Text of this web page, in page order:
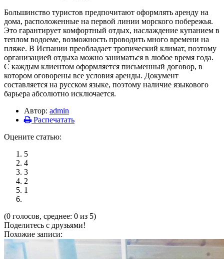
Большинство туристов предпочитают оформлять аренду на
дома, расположенные на первой линии морского побережья.
Это гарантирует комфортный отдых, наслаждение купанием в
теплом водоеме, возможность проводить много времени на
пляже. В Испании преобладает тропический климат, поэтому
организацией отдыха можно заниматься в любое время года.
С каждым клиентом оформляется письменный договор, в
котором оговорены все условия аренды. Документ
составляется на русском языке, поэтому наличие языкового
барьера абсолютно исключается.
Автор: admin
Распечатать
Оцените статью:
5
4
3
2
1
(0 голосов, среднее: 0 из 5)
Поделитесь с друзьями!
Похожие записи: